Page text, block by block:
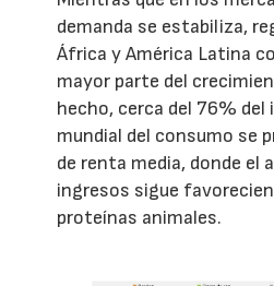
demanda se estabiliza,
África y América Latina
mayor parte del
hecho, cerca del 76%
mundial del consumo se
de renta media, donde el
ingresos sigue
proteínas animales.